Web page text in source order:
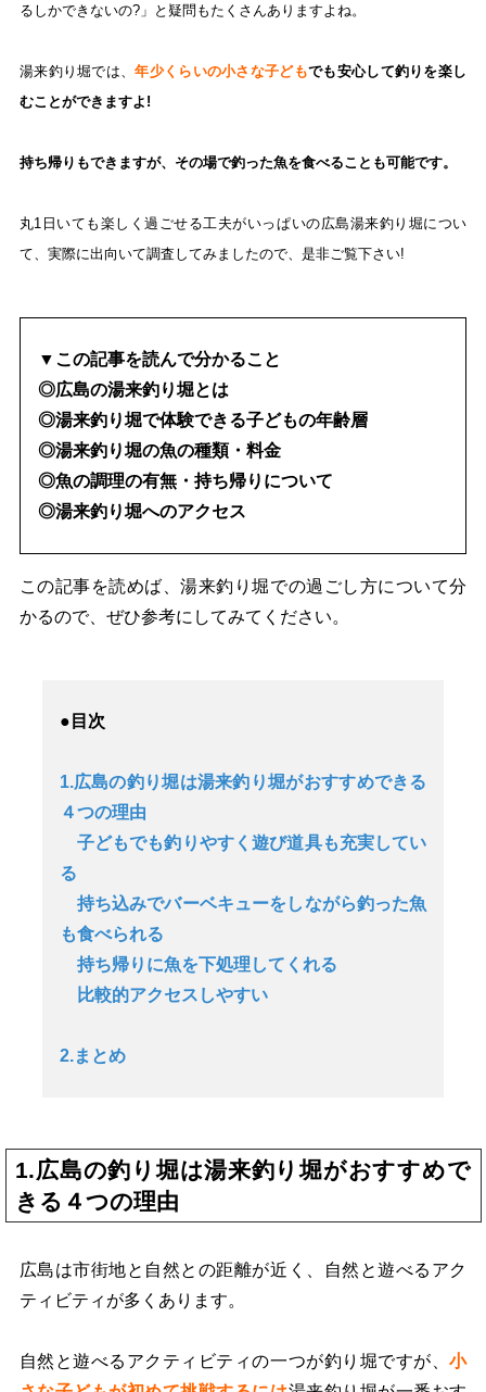
るしかできないの?」と疑問もたくさんありますよね 。
湯来釣り堀では、年少くらいの小さな子どもでも安心して釣りを楽し
むことができますよ!
持ち帰りもできますが、その場で釣った魚を食べることも可能です。
丸1日いても楽しく過ごせる工夫がいっぱいの広島湯来釣り堀につい
て、実際に出向いて調査してみましたので、是非ご覧下さい!
▼この記事を読んで分かること
◎広島の湯来釣り堀とは
◎湯来釣り堀で体験できる子どもの年齢層
◎湯来釣り堀の魚の種類・料金
◎魚の調理の有無・持ち帰りについて
◎湯来釣り堀へのアクセス
この記事を読めば、湯来釣り堀での過ごし方について分
かるので、ぜひ参考にしてみてください。
●目次
1.広島の釣り堀は湯来釣り堀がおすすめできる
４つの理由
子どもでも釣りやすく遊び道具も充実してい
る
持ち込みでバーベキューをしながら釣った魚
も食べられる
持ち帰りに魚を下処理してくれる
比較的アクセスしやすい
2.まとめ
1.広島の釣り堀は湯来釣り堀がおすすめで
きる４つの理由
広島は市街地と自然との距離が近く、自然と遊べるアク
ティビティが多くあります。
自然と遊べるアクティビティの一つが釣り堀ですが、小